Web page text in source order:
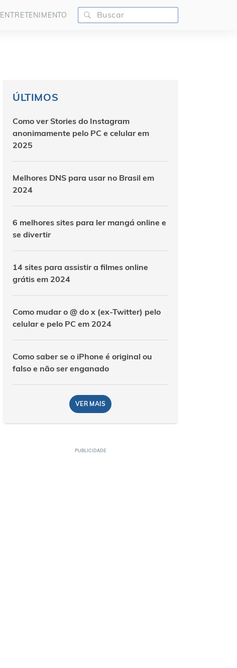
ENTRETENIMENTO
ÚLTIMOS
Como ver Stories do Instagram
anonimamente pelo PC e celular em
2025
Melhores DNS para usar no Brasil em
2024
6 melhores sites para ler mangá online e
se divertir
14 sites para assistir a filmes online
grátis em 2024
Como mudar o @ do x (ex-Twitter) pelo
celular e pelo PC em 2024
Como saber se o iPhone é original ou
falso e não ser enganado
VER MAIS